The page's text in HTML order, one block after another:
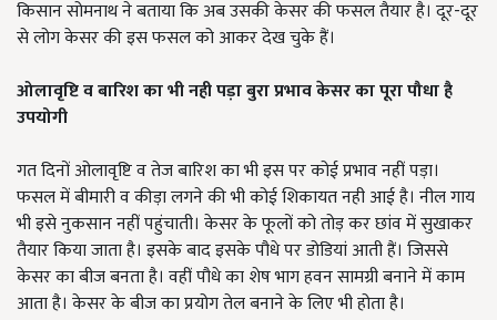
किसान सोमनाथ ने बताया कि अब उसकी केसर की फसल तैयार है। दूर-दूर
से लोग केसर की इस फसल को आकर देख चुके हैं।
ओलावृष्टि व बारिश का भी नही पड़ा बुरा प्रभाव केसर का पूरा पौधा है
उपयोगी
गत दिनों ओलावृष्टि व तेज बारिश का भी इस पर कोई प्रभाव नहीं पड़ा।
फसल में बीमारी व कीड़ा लगने की भी कोई शिकायत नही आई है। नील गाय
भी इसे नुकसान नहीं पहुंचाती। केसर के फूलों को तोड़ कर छांव में सुखाकर
तैयार किया जाता है। इसके बाद इसके पौधे पर डोडियां आती हैं। जिससे
केसर का बीज बनता है। वहीं पौधे का शेष भाग हवन सामग्री बनाने में काम
आता है। केसर के बीज का प्रयोग तेल बनाने के लिए भी होता है।